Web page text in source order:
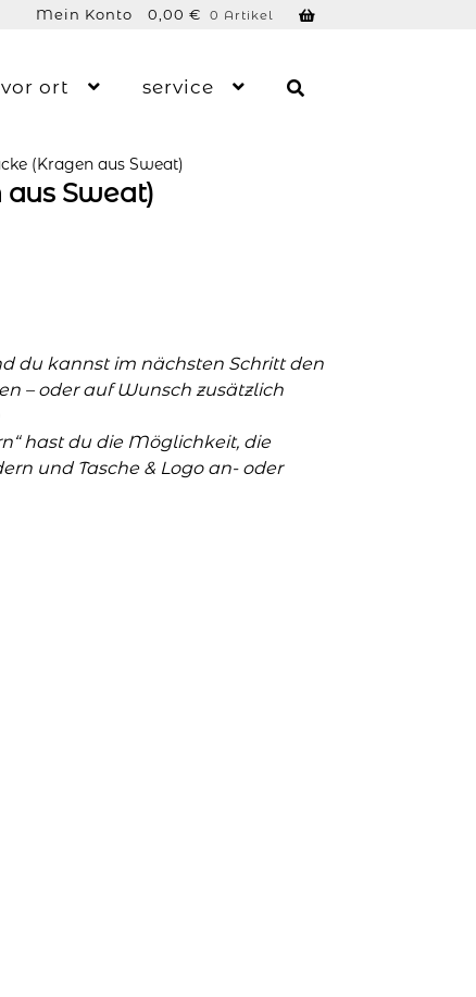
0,00 € 0 Artikel
Mein Konto
vor ort service
(Kragen aus Sweat)
Sweat)
du kannst im nächsten Schritt den
– oder auf Wunsch zusätzlich
hast du die Möglichkeit, die
und Tasche & Logo an- oder